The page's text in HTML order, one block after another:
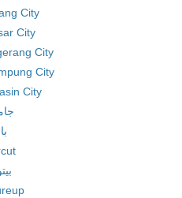
City
City
City
City
City